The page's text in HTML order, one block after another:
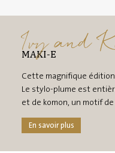
Ivy and
MAKI-E
Cette magnifique édition
Le stylo-plume est
et de komon, un motif
En savoir plus